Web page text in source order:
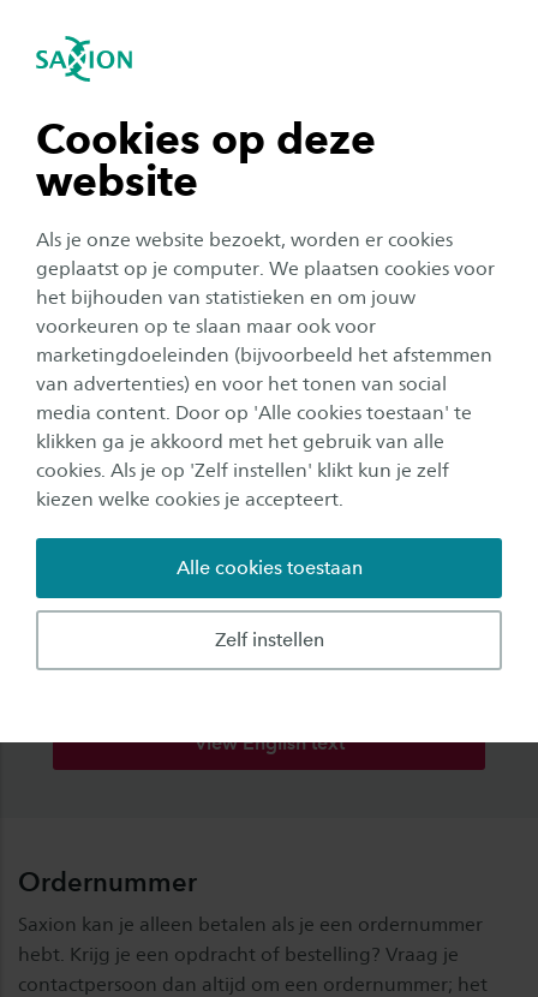
Cookies op deze
website
Als je onze website bezoekt, worden er cookies
geplaatst op je computer. We plaatsen cookies voor
het bijhouden van statistieken en om jouw
voorkeuren op te slaan maar ook voor
marketingdoeleinden (bijvoorbeeld het afstemmen
van advertenties) en voor het tonen van social
media content. Door op 'Alle cookies toestaan' te
klikken ga je akkoord met het gebruik van alle
cookies. Als je op 'Zelf instellen' klikt kun je zelf
kiezen welke cookies je accepteert.
Zelf instellen
Alle cookies toestaan
Navigatie openen
tonen
tonen
tonen
tonen
sluiten
Facturen sturen en betalen
Heb je een product of dienst geleverd aan
Saxion en wil je een factuur sturen? Voor een
vlotte en correcte betaling is het belangrijk dat
je de factuur op de juiste manier naar ons
stuurt.
Naast de wettelijke eisen die de overheid stelt
hanteert Saxion de onderstaande vereisten voor het in
Do you want this information in English?
View English text
Ordernummer
Saxion kan je alleen betalen als je een ordernummer
hebt. Krijg je een opdracht of bestelling? Vraag je
contactpersoon dan altijd om een ordernummer; het